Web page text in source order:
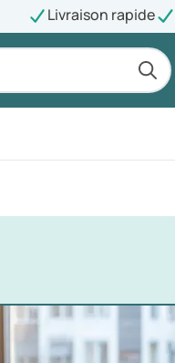
Livraison rapide